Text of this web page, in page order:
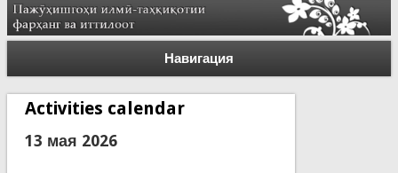
Навигация
Activities calendar
13 мая 2026